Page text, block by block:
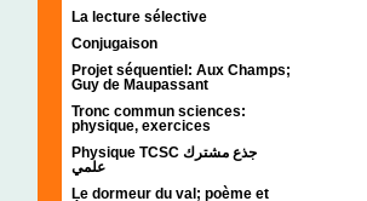
La lecture sélective
Conjugaison
Projet séquentiel: Aux Champs;
Guy de Maupassant
Tronc commun sciences:
physique, exercices
Physique TCSC جذع مشترك
علمي
Le dormeur du val; poème et